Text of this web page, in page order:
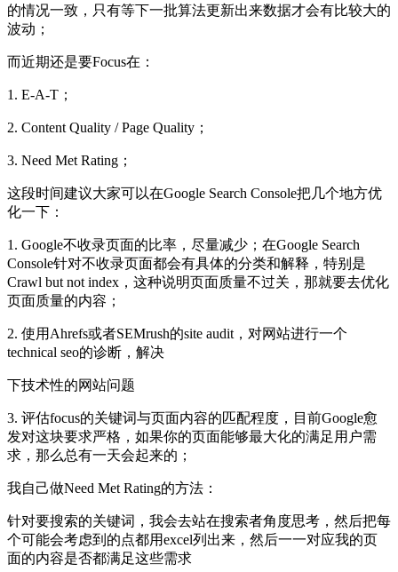
的情况一致，只有等下一批算法更新出来数据才会有比较大的
波动；
而近期还是要Focus在：
1. E-A-T；
2. Content Quality / Page Quality；
3. Need Met Rating；
这段时间建议大家可以在Google Search Console把几个地方优
化一下：
1. Google不收录页面的比率，尽量减少；在Google Search
Console针对不收录页面都会有具体的分类和解释，特别是
Crawl but not index，这种说明页面质量不过关，那就要去优化
页面质量的内容；
2. 使用Ahrefs或者SEMrush的site audit，对网站进行一个
technical seo的诊断，解决
下技术性的网站问题
3. 评估focus的关键词与页面内容的匹配程度，目前Google愈
发对这块要求严格，如果你的页面能够最大化的满足用户需
求，那么总有一天会起来的；
我自己做Need Met Rating的方法：
针对要搜索的关键词，我会去站在搜索者角度思考，然后把每
个可能会考虑到的点都用excel列出来，然后一一对应我的页
面的内容是否都满足这些需求